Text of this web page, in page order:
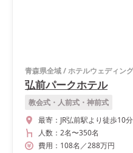
青森県全域/ホテルウェディング
弘前パークホテル
教会式・人前式・神前式
最寄： JR弘前駅より徒歩10分
人数： 2名〜350名
費用： 108名 ／288万円